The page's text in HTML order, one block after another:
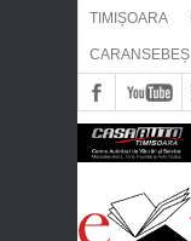
TIMIȘOARA
CARANSEBEȘ